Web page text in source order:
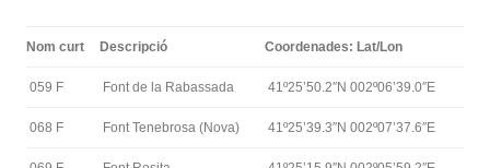
Nom curt Descripció Coordenades: Lat/Lon
059 F Font de la Rabassada 41º25’50.2″N 002º06’39.0″E
068 F Font Tenebrosa (Nova) 41º25’39.3″N 002º07’37.6″E